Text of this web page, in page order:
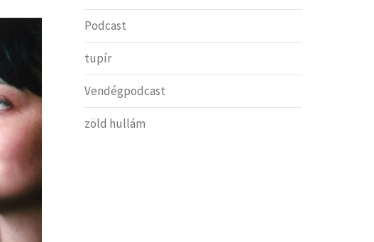
Podcast
tupír
Vendégpodcast
zöld hullám